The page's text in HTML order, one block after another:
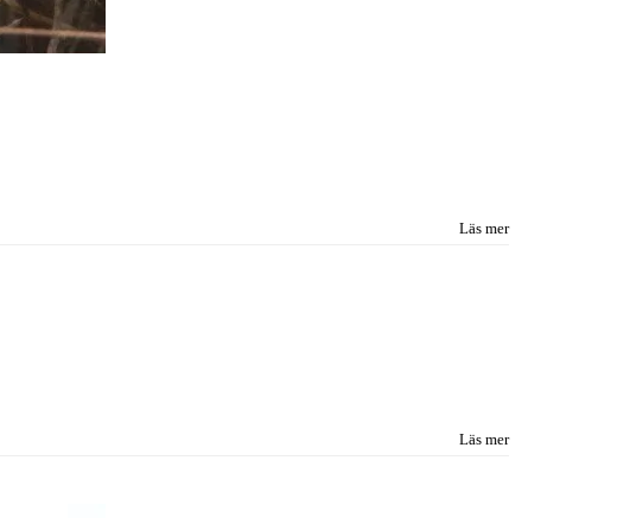
Läs mer
Läs mer